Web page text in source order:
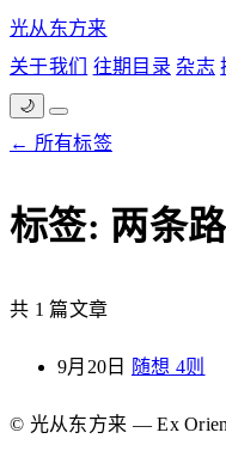
光从东方来
关于我们
往期目录 杂志
🌙
← 所有标签
标签: 两条路
共 1 篇文章
9月20日 随想 4则
© 光从东方来 — Ex